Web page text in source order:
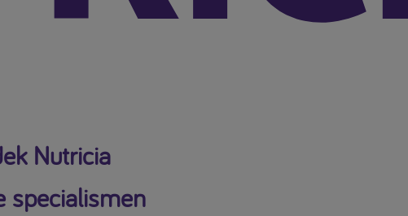
Nutricia
specialismen